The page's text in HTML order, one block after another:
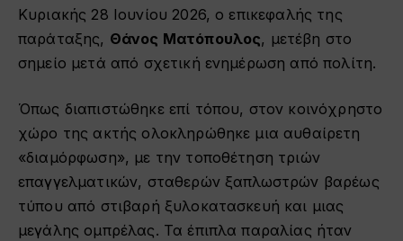
Κυριακής 28 Ιουνίου 2026, ο επικεφαλής της
παράταξης, Θάνος Ματόπουλος, μετέβη στο
σημείο μετά από σχετική ενημέρωση από πολίτη.
Όπως διαπιστώθηκε επί τόπου, στον κοινόχρηστο
χώρο της ακτής ολοκληρώθηκε μια αυθαίρετη
«διαμόρφωση», με την τοποθέτηση τριών
επαγγελματικών, σταθερών ξαπλωστρών βαρέως
τύπου από στιβαρή ξυλοκατασκευή και μιας
μεγάλης ομπρέλας. Τα έπιπλα παραλίας ήταν